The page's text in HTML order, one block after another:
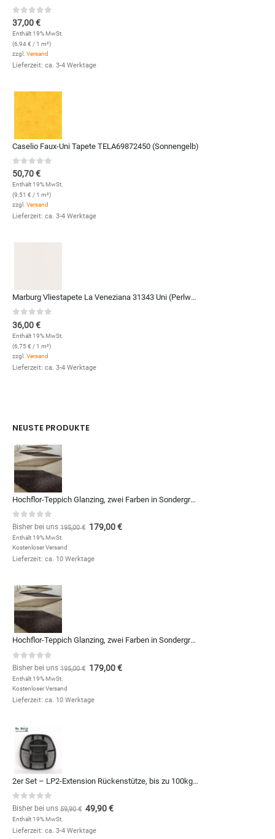
0out of 5
37,00€
Enthält 19% MwSt.
(6,94€ / 1 m²)
zzgl. Versand
Lieferzeit: ca. 3-4 Werktage
Caselio Faux-Uni Tapete TELA69872450 (Sonnengelb)
0out of 5
50,70€
Enthält 19% MwSt.
(9,51 € / 1 m²)
zzgl. Versand
Lieferzeit: ca. 3-4 Werktage
Marburg Vliestapete La Veneziana 31343 Uni (Perlweiß)
0out of 5
36,00€
Enthält 19% MwSt.
(6,75€ / 1 m²)
zzgl. Versand
Lieferzeit: ca. 3-4 Werktage
NEUSTE PRODUKTE
Hochflor-Teppich Glanzing, zwei Farben in Sondergrößen und Formen, zum Qm-Preis von (Kopie)
0out of 5
Bisher bei uns 195,00€ 179,00€
Enthält 19% MwSt.
Kostenloser Versand
Lieferzeit: ca. 10 Werktage
Hochflor-Teppich Glanzing, zwei Farben in Sondergrößen und Formen, zum Qm-Preis von
0 out of 5
Bisher bei uns 195,00€ 179,00€
Enthält 19% MwSt.
Kostenloser Versand
Lieferzeit: ca. 10 Werktage
2er Set – LP2-Extension Rückenstütze, bis zu 100kg – 10€ günstiger
0out of 5
Bisher bei uns 59,90€ 49,90€
Enthält 19% MwSt.
Lieferzeit: ca. 3-4 Werktage